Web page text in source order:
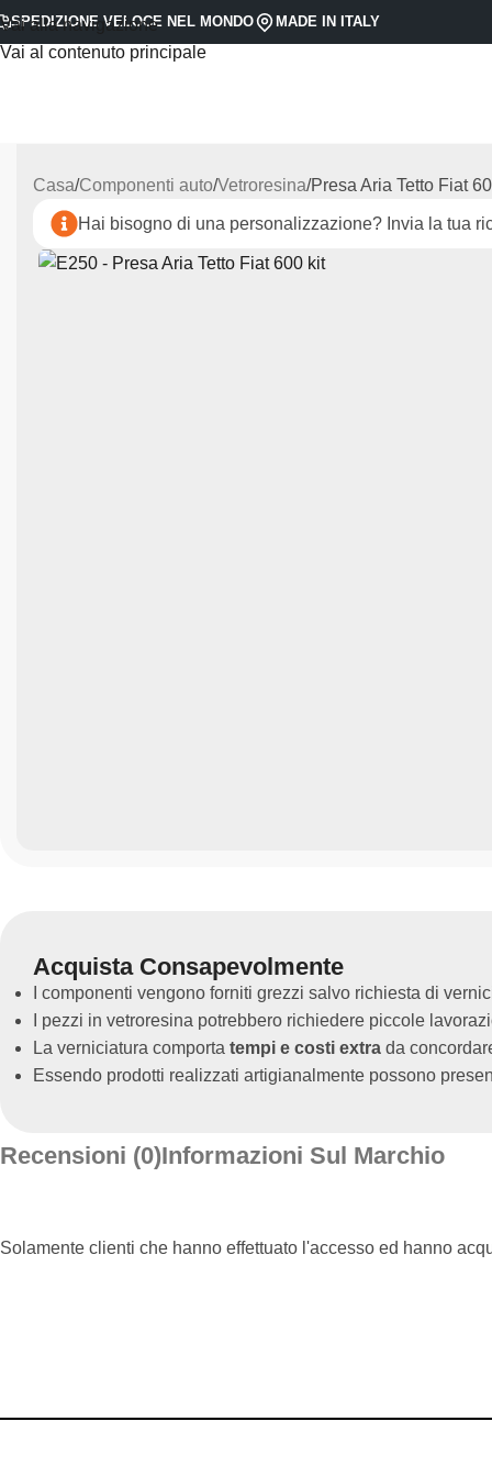
Vai alla navigazione
Vai al contenuto principale
SPEDIZIONE VELOCE NEL MONDO MADE IN ITALY
Casa Componenti auto Vetroresina Presa Aria Tetto Fiat
Hai bisogno di una personalizzazione? Invia la tua
Acquista Consapevolmente
I componenti vengono forniti grezzi salvo richiesta di
I pezzi in vetroresina potrebbero richiedere piccole
La verniciatura comporta tempi e costi extra da
Essendo prodotti realizzati artigianalmente possono
Recensioni (0)Informazioni Sul Marchio
Solamente clienti che hanno effettuato l'accesso ed hanno